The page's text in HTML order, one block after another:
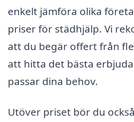
enkelt jämföra olika
priser för städhjälp. Vi
att du begär offert från
att hitta det bästa
passar dina behov.
Utöver priset bör du